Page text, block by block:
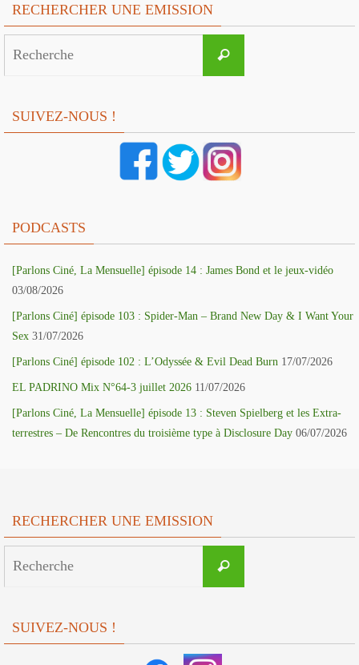
RECHERCHER UNE EMISSION
Recherche
SUIVEZ-NOUS !
PODCASTS
[Parlons Ciné, La Mensuelle] épisode 14 : James Bond et le jeux-vidéo
03/08/2026
[Parlons Ciné] épisode 103 : Spider-Man – Brand New Day & I Want Your
Sex 31/07/2026
[Parlons Ciné] épisode 102 : L’Odyssée & Evil Dead Burn 17/07/2026
EL PADRINO Mix N°64-3 juillet 2026 11/07/2026
[Parlons Ciné, La Mensuelle] épisode 13 : Steven Spielberg et les Extra-
terrestres – De Rencontres du troisième type à Disclosure Day 06/07/2026
RECHERCHER UNE EMISSION
Recherche
SUIVEZ-NOUS !